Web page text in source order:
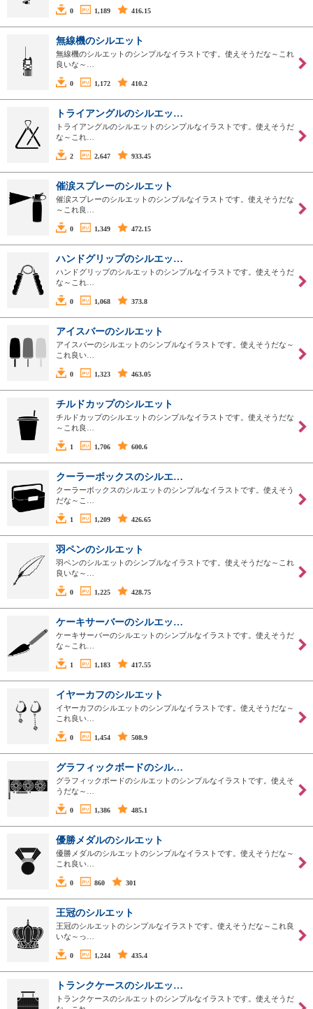
0 1,189 416.15
無線機のシルエット
無線機のシルエットのシンプルなイラストです。使えそうだな～これ
良いな～…
0 1,172 410.2
トライアングルのシルエッ…
トライアングルのシルエットのシンプルなイラストです。使えそうだ
な～これ…
2 2,647 933.45
催涙スプレーのシルエット
催涙スプレーのシルエットのシンプルなイラストです。使えそうだな
～これ良…
0 1,349 472.15
ハンドグリップのシルエッ…
ハンドグリップのシルエットのシンプルなイラストです。使えそうだ
な～これ…
0 1,068 373.8
アイスバーのシルエット
アイスバーのシルエットのシンプルなイラストです。使えそうだな～
これ良い…
0 1,323 463.05
チルドカップのシルエット
チルドカップのシルエットのシンプルなイラストです。使えそうだな
～これ良…
1 1,706 600.6
クーラーボックスのシルエ…
クーラーボックスのシルエットのシンプルなイラストです。使えそう
だな～こ…
1 1,209 426.65
羽ペンのシルエット
羽ペンのシルエットのシンプルなイラストです。使えそうだな～これ
良いな～…
0 1,225 428.75
ケーキサーバーのシルエッ…
ケーキサーバーのシルエットのシンプルなイラストです。使えそうだ
な～これ…
1 1,183 417.55
イヤーカフのシルエット
イヤーカフのシルエットのシンプルなイラストです。使えそうだな～
これ良い…
0 1,454 508.9
グラフィックボードのシル…
グラフィックボードのシルエットのシンプルなイラストです。使えそ
うだな～…
0 1,386 485.1
優勝メダルのシルエット
優勝メダルのシルエットのシンプルなイラストです。使えそうだな～
これ良い…
0 860 301
王冠のシルエット
王冠のシルエットのシンプルなイラストです。使えそうだな～これ良
いな～っ…
0 1,244 435.4
トランクケースのシルエッ…
トランクケースのシルエットのシンプルなイラストです。使えそうだ